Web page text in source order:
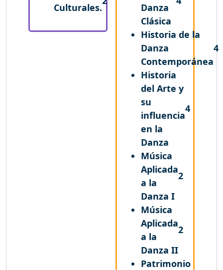
Culturales.
Danza
Clásica
Historia de la
Danza
Contemporánea
4
Historia
del Arte y
su
influencia
en la
Danza
4
Música
Aplicada
a la
Danza I
2
Música
Aplicada
a la
Danza II
2
Patrimonio